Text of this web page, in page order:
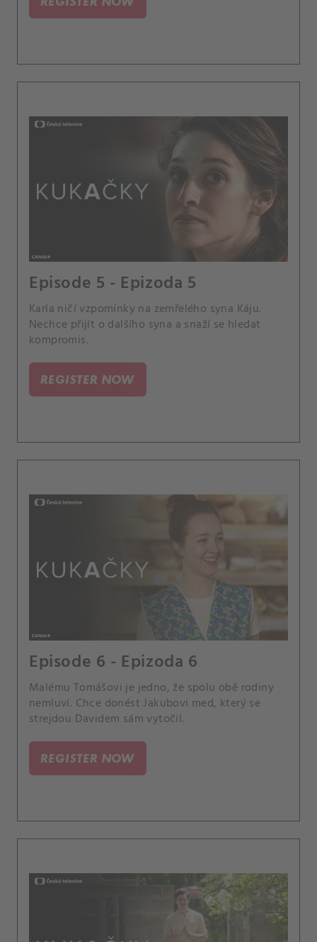
Episode 5 - Epizoda 5
Karla ničí vzpomínky na zemřelého syna Káju.
Nechce přijít o dalšího syna a snaží se hledat
kompromis.
REGISTER NOW
Episode 6 - Epizoda 6
Malému Tomášovi je jedno, že spolu obě rodiny
nemluví. Chce donést Jakubovi med, který se
strejdou Davidem sám vytočil.
REGISTER NOW